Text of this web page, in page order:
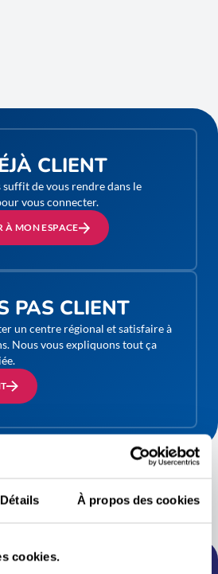
Détails À propos des cookies
cookies.
CLIENT
suffit de vous rendre dans le
vous connecter.
À MON ESPACE
PAS CLIENT
un centre régional et satisfaire à
Nous vous expliquons tout ça